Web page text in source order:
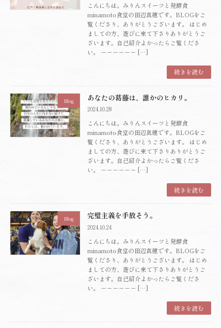
こんにちは。みりんスイーツと発酵食
minamoto食堂の田辺真穂です。BLOGをご
覧くださり、ありがとうございます。 はじめ
ましての方、遊びに来て下さりありがとうご
ざいます。自己紹介よかったらご覧くださ
い。 －－－－－－ […]
続きを読む
Blog あなたの葛藤は、誰かのヒカリ。
2024.10.28
こんにちは。みりんスイーツと発酵食
minamoto食堂の田辺真穂です。BLOGをご
覧くださり、ありがとうございます。 はじめ
ましての方、遊びに来て下さりありがとうご
ざいます。自己紹介よかったらご覧くださ
い。 －－－－－－ […]
続きを読む
Blog 完璧主義を手放そう。
2024.10.24
こんにちは。みりんスイーツと発酵食
minamoto食堂の田辺真穂です。BLOGをご
覧くださり、ありがとうございます。 はじめ
ましての方、遊びに来て下さりありがとうご
ざいます。自己紹介よかったらご覧くださ
い。 －－－－－－ […]
続きを読む